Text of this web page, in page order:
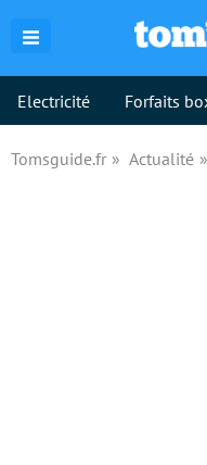
Electricité Forfaits
Tomsguide.fr Actualité